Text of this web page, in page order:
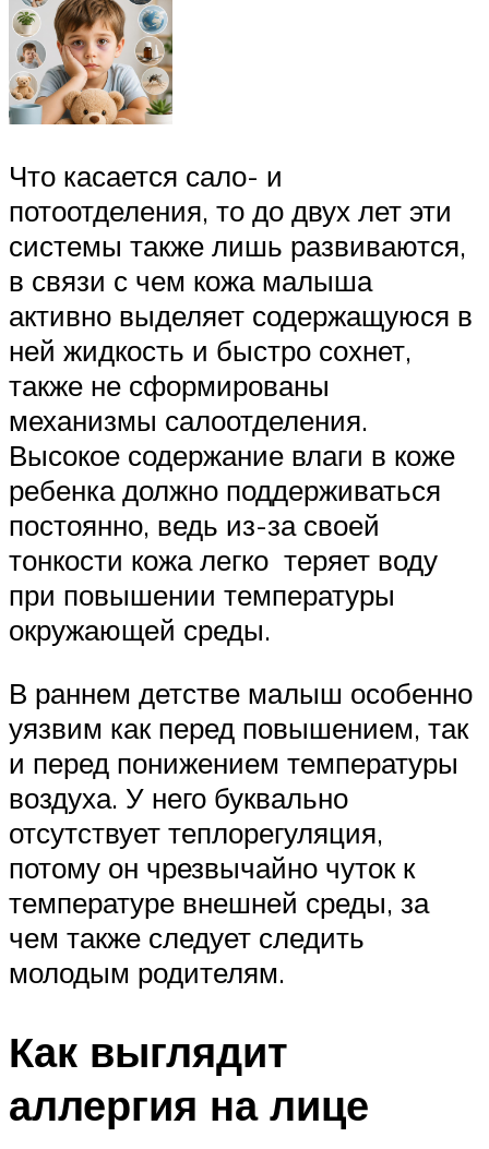
Что касается сало- и
потоотделения, то до двух лет эти
системы также лишь развиваются,
в связи с чем кожа малыша
активно выделяет содержащуюся в
ней жидкость и быстро сохнет,
также не сформированы
механизмы салоотделения.
Высокое содержание влаги в коже
ребенка должно поддерживаться
постоянно, ведь из-за своей
тонкости кожа легко теряет воду
при повышении температуры
окружающей среды.
В раннем детстве малыш особенно
уязвим как перед повышением, так
и перед понижением температуры
воздуха. У него буквально
отсутствует теплорегуляция,
потому он чрезвычайно чуток к
температуре внешней среды, за
чем также следует следить
молодым родителям.
Как выглядит
аллергия на лице